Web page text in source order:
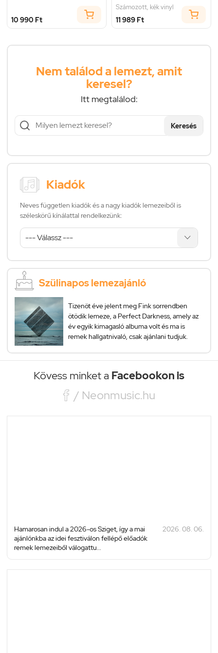
10 990 Ft
Számozott, kék vinyl
11 989 Ft
Nem találod a lemezt, amit
keresel?
Itt megtalálod:
Keresés
Kiadók
Neves független kiadók és a nagy kiadók lemezeiből is
széleskörű kínálattal rendelkezünk:
Szülinapos lemezajánló
Tizenöt éve jelent meg Fink sorrendben
ötödik lemeze, a Perfect Darkness, amely az
év egyik kimagasló albuma volt és ma is
remek hallgatnivaló, csak ajánlani tudjuk.
Kövess minket a Facebookon is
 / Neonmusic.hu
Hamarosan indul a 2026-os Sziget, így a mai
ajánlónkba az idei fesztiválon fellépő előadók
remek lemezeiből válogattu...
2026. 08. 06.